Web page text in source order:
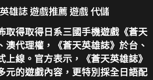
雄誌 遊戲推薦 遊戲 代儲
取得取得日系三國手機遊戲《蒼天
澳代理權，《蒼天英雄誌》於台、
上線。官方表示，《蒼天英雄誌》
元的遊戲內容，更特別採全日語配